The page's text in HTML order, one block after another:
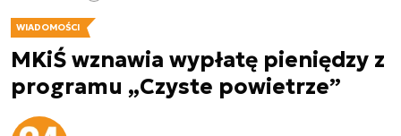
WIADOMOŚCI
MKiŚ wznawia wypłatę pieniędzy z
programu „Czyste powietrze”